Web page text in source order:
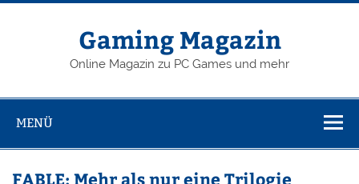
Zum
Gaming Magazin
Online Magazin zu PC Games und mehr
MENÜ
FABLE: Mehr als nur eine Trilogie